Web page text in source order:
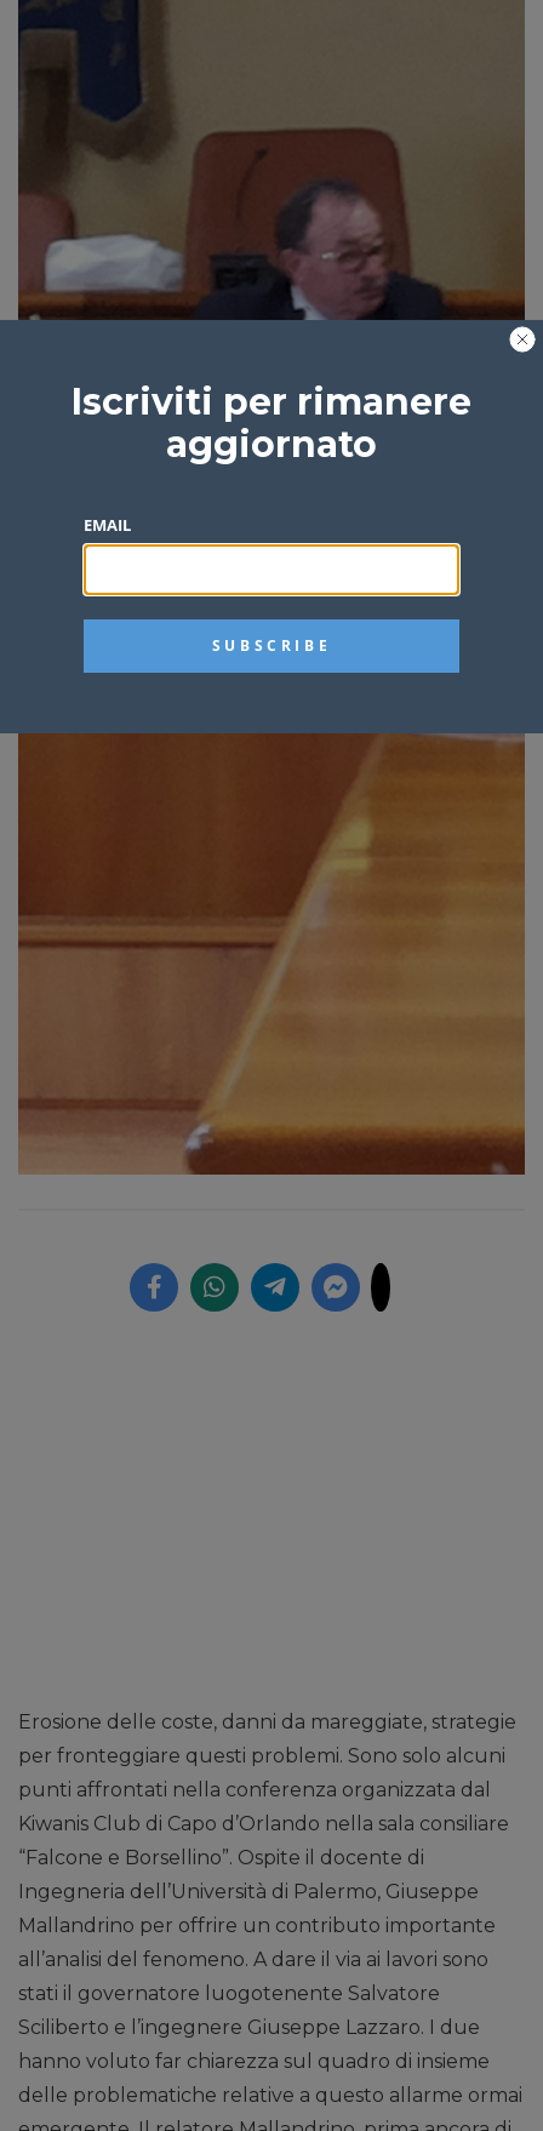
Erosione delle coste, danni da mareggiate, strategie
per fronteggiare questi problemi. Sono solo alcuni
punti affrontati nella conferenza organizzata dal
Kiwanis Club di Capo d’Orlando nella sala consiliare
“Falcone e Borsellino”. Ospite il docente di
Ingegneria dell’Università di Palermo, Giuseppe
Mallandrino per offrire un contributo importante
all’analisi del fenomeno. A dare il via ai lavori sono
stati il governatore luogotenente Salvatore
Sciliberto e l’ingegnere Giuseppe Lazzaro. I due
hanno voluto far chiarezza sul quadro di insieme
delle problematiche relative a questo allarme ormai
Iscriviti per rimanere
aggiornato
EMAIL